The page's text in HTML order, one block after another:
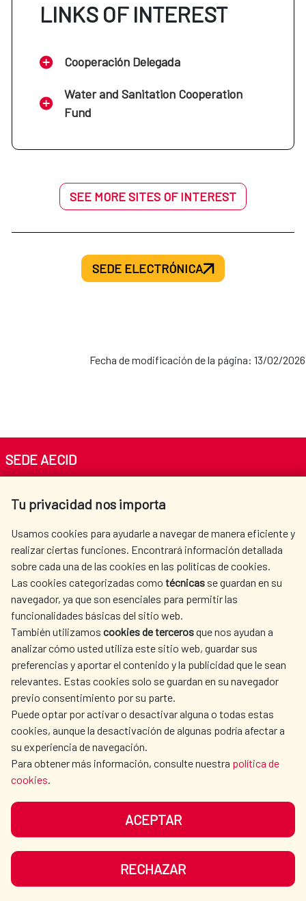
LINKS OF INTEREST
Cooperación Delegada
Water and Sanitation Cooperation
Fund
SEE MORE SITES OF INTEREST
SEDE ELECTRÓNICA
Fecha de modificación de la página: 13/02/2026
Tu privacidad nos importa
Usamos cookies para ayudarle a navegar de manera eficiente y
realizar ciertas funciones. Encontrará información detallada
sobre cada una de las cookies en las políticas de cookies.
Las cookies categorizadas como técnicas se guardan en su
navegador, ya que son esenciales para permitir las
funcionalidades básicas del sitio web.
También utilizamos cookies de tercerosque nos ayudan a
analizar cómo usted utiliza este sitio web, guardar sus
preferencias y aportar el contenido y la publicidad que le sean
relevantes. Estas cookies solo se guardan en su navegador
previo consentimiento por su parte.
Puede optar por activar o desactivar alguna o todas estas
cookies, aunque la desactivación de algunas podría afectar a
su experiencia de navegación.
Para obtener más información, consulte nuestra política de
cookies.
ACEPTAR
RECHAZAR
SEDE AECID
Tel. +34 900 20 30 54​​​​​​​
AECID
WHERE DO WE COOPERATE?
SPANISH HUMANITARIAN
ACTION
PRESS ROOM
CULTURE AND SCIENCE LIBRARY
OUR SOCIAL MEDIA
DATA PROTECTION
SITEMAP